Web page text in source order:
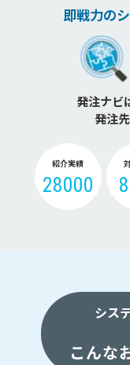
即戦力の
発注ナビ
発注
紹介実績
28000
シス
こんな